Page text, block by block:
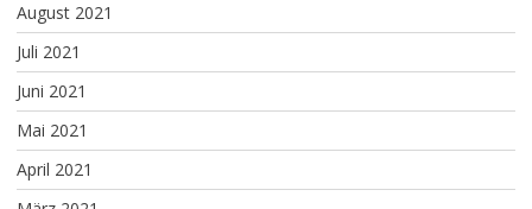
August 2021
Juli 2021
Juni 2021
Mai 2021
April 2021